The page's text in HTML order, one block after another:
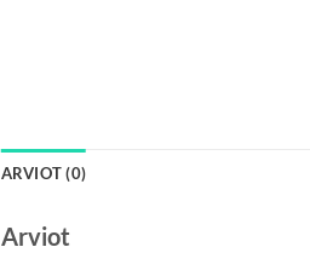
ARVIOT (0)
Arviot